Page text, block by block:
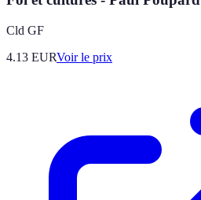
Cld GF
4.13 EURVoir le prix